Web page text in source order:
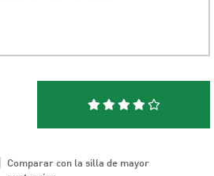
Comparar con la silla de mayor